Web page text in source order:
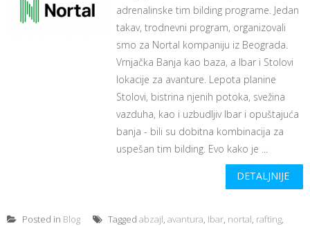
adrenalinske tim bilding programe. Jedan
takav, trodnevni program, organizovali
smo za Nortal kompaniju iz Beograda.
Vrnjačka Banja kao baza, a Ibar i Stolovi
lokacije za avanture. Lepota planine
Stolovi, bistrina njenih potoka, svežina
vazduha, kao i uzbudljiv Ibar i opuštajuća
banja - bili su dobitna kombinacija za
uspešan tim bilding. Evo kako je ...
DETALJNIJE
Posted in Blog Tagged abzajl, avantura, Ibar, nortal, rafting,